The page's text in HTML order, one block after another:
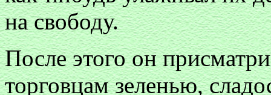
на свободу.
После этого он
торговцам зеленью,